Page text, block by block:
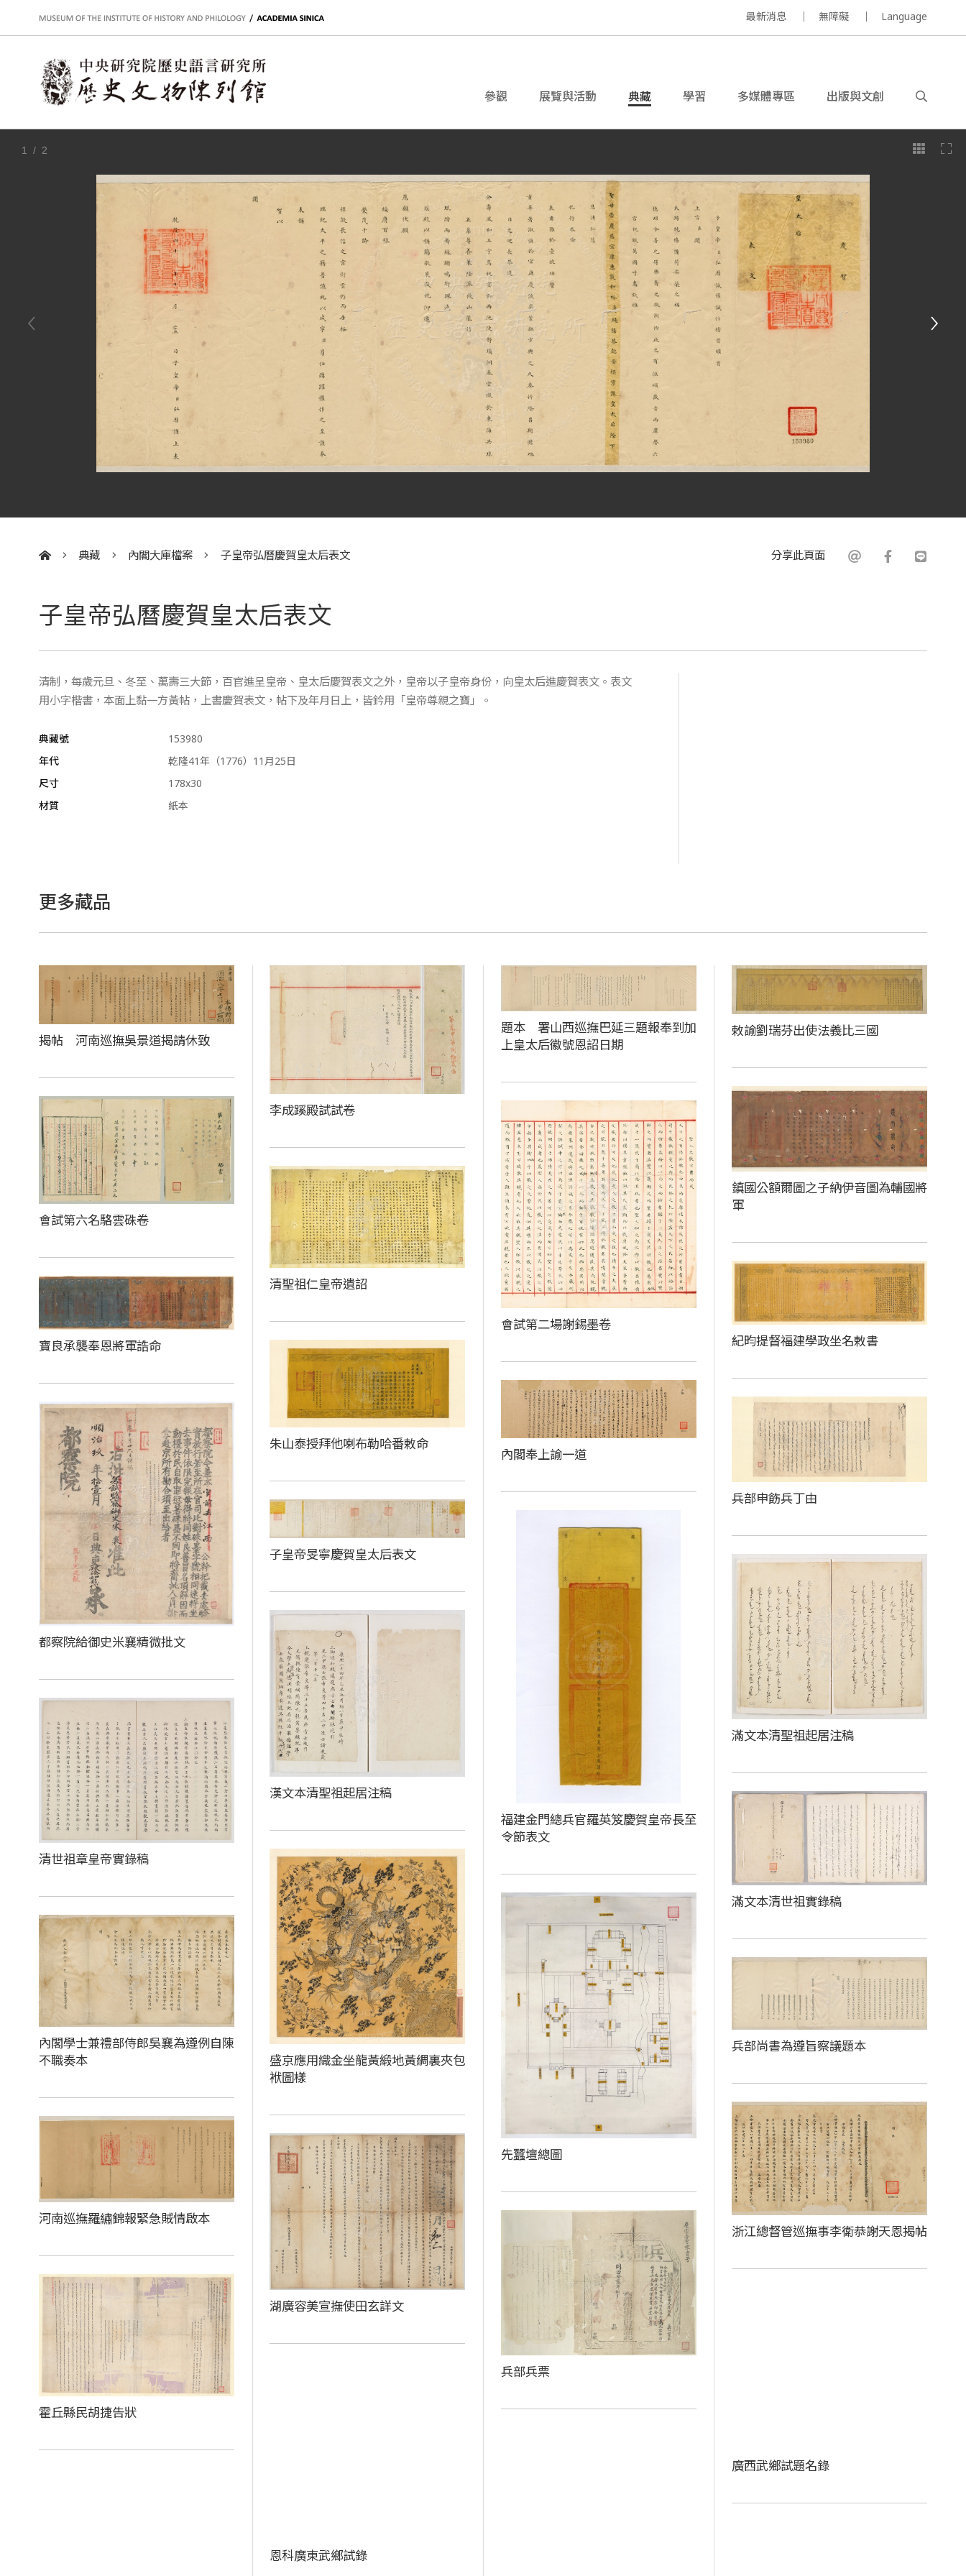
:::
最新消息 無障礙 Language
參觀 展覽與活動 典藏 學習 多媒體專區 出版與文創
1 / 2
典藏 內閣大庫檔案 子皇帝弘曆慶賀皇太后表文 分享此頁面
子皇帝弘曆慶賀皇太后表文
清制，每歲元旦、冬至、萬壽三大節，百官進呈皇帝、皇太后慶賀表文之外，皇帝以子皇帝身份，向皇太后進慶賀表文。表文
用小字楷書，本面上黏一方黃帖，上書慶賀表文，帖下及年月日上，皆鈐用「皇帝尊親之寶」。
典藏號
153980
年代
乾隆41年（1776）11月25日
尺寸
178x30
材質
紙本
更多藏品
揭帖 河南巡撫吳景道揭請休致
李成蹊殿試試卷
題本 署山西巡撫巴延三題報奉到加
上皇太后徽號恩詔日期
敕諭劉瑞芬出使法義比三國
鎮國公額爾圖之子納伊音圖為輔國將
軍
會試第六名駱雲硃卷
會試第二場謝錫墨卷
清聖祖仁皇帝遺詔
紀昀提督福建學政坐名敕書
寶良承襲奉恩將軍誥命
朱山泰授拜他喇布勒哈番敕命
內閣奉上諭一道
兵部申飭兵丁由
都察院給御史米襄精微批文
子皇帝旻寧慶賀皇太后表文
福建金門總兵官羅英笈慶賀皇帝長至
令節表文
滿文本清聖祖起居注稿
漢文本清聖祖起居注稿
清世祖章皇帝實錄稿
滿文本清世祖實錄稿
盛京應用織金坐龍黃緞地黃綢裏夾包
袱圖樣
先蠶壇總圖
內閣學士兼禮部侍郎吳襄為遵例自陳
不職奏本
兵部尚書為遵旨察議題本
浙江總督管巡撫事李衛恭謝天恩揭帖
河南巡撫羅繡錦報緊急賊情啟本
湖廣容美宣撫使田玄詳文
兵部兵票
霍丘縣民胡捷告狀
廣西武鄉試題名錄
恩科廣東武鄉試錄